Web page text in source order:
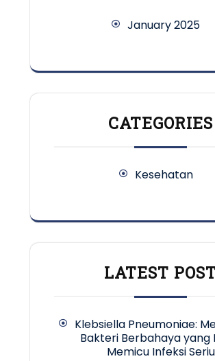
January 2025
CATEGORIES
Kesehatan
LATEST
Klebsiella Pneumoniae:
Bakteri Berbahaya yang
Memicu Infeksi